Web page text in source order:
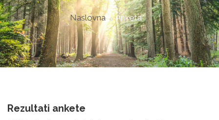
Naslovna Anketa
Rezultati ankete